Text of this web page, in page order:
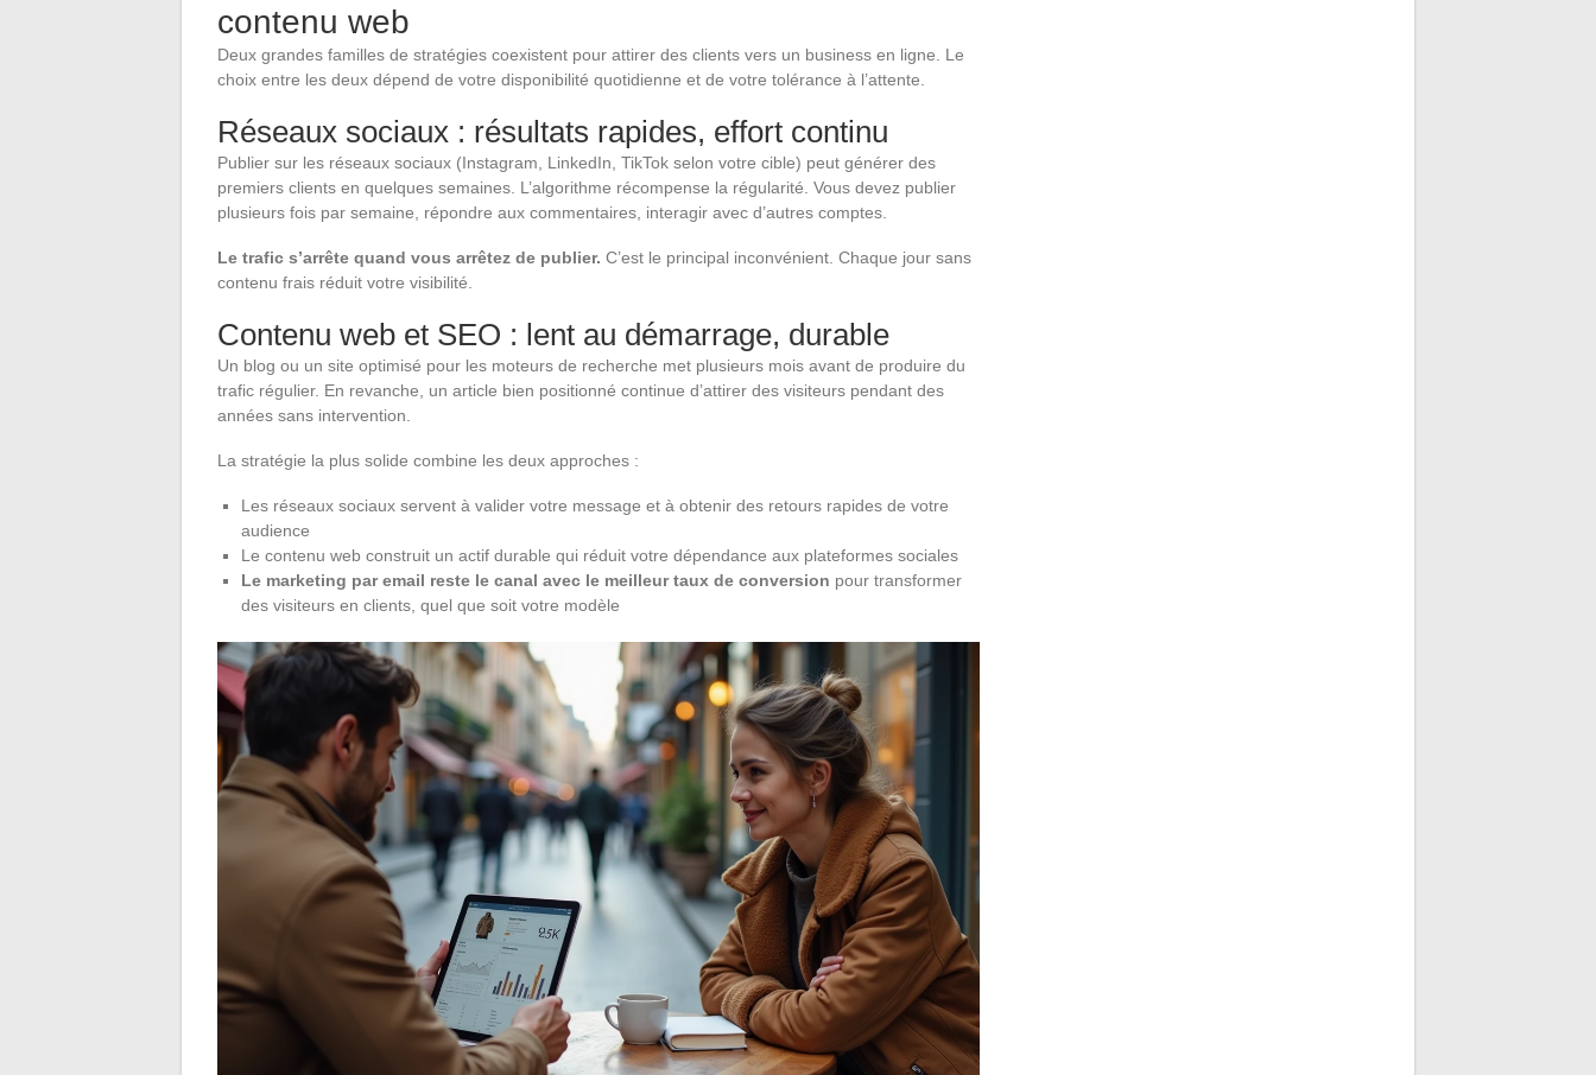
contenu web
Deux grandes familles de stratégies coexistent pour attirer des clients vers un business en ligne. Le
choix entre les deux dépend de votre disponibilité quotidienne et de votre tolérance à l’attente.
Réseaux sociaux : résultats rapides, effort continu
Publier sur les réseaux sociaux (Instagram, LinkedIn, TikTok selon votre cible) peut générer des
premiers clients en quelques semaines. L’algorithme récompense la régularité. Vous devez publier
plusieurs fois par semaine, répondre aux commentaires, interagir avec d’autres comptes.
Le trafic s’arrête quand vous arrêtez de publier. C’est le principal inconvénient. Chaque jour sans
contenu frais réduit votre visibilité.
Contenu web et SEO : lent au démarrage, durable
Un blog ou un site optimisé pour les moteurs de recherche met plusieurs mois avant de produire du
trafic régulier. En revanche, un article bien positionné continue d’attirer des visiteurs pendant des
années sans intervention.
La stratégie la plus solide combine les deux approches :
Les réseaux sociaux servent à valider votre message et à obtenir des retours rapides de votre
audience
Le contenu web construit un actif durable qui réduit votre dépendance aux plateformes sociales
Le marketing par email reste le canal avec le meilleur taux de conversion pour transformer
des visiteurs en clients, quel que soit votre modèle